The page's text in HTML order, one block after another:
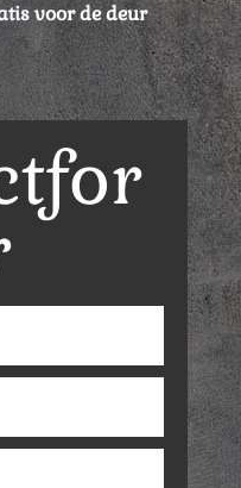
voor de deur